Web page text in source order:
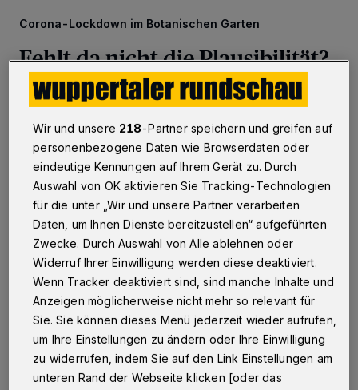
Corona-Lockdown im Botanischen Garten
Fehlt da nicht die Plausibilität?
Betr.: Corona-Lockdown im Botanischen Garten
27.04.2021 , 19:05 Uhr Eine Minute Lesezeit
D ienstag, 27. April – endlich Frühling in
Wuppertal. Strahlend blauer Himmel,
das Thermometer kratzt hart an der 20-Grad-
Marke. Da in Zeiten von Corona kaum Urlaube
Wir und unsere 218-Partner speichern und greifen auf
personenbezogene Daten wie Browserdaten oder
eindeutige Kennungen auf Ihrem Gerät zu. Durch
Auswahl von OK aktivieren Sie Tracking-Technologien
für die unter „Wir und unsere Partner verarbeiten
Daten, um Ihnen Dienste bereitzustellen“ aufgeführten
Zwecke. Durch Auswahl von Alle ablehnen oder
Widerruf Ihrer Einwilligung werden diese deaktiviert.
Wenn Tracker deaktiviert sind, sind manche Inhalte und
Anzeigen möglicherweise nicht mehr so relevant für
Sie. Sie können dieses Menü jederzeit wieder aufrufen,
um Ihre Einstellungen zu ändern oder Ihre Einwilligung
zu widerrufen, indem Sie auf den Link Einstellungen am
unteren Rand der Webseite klicken [oder das